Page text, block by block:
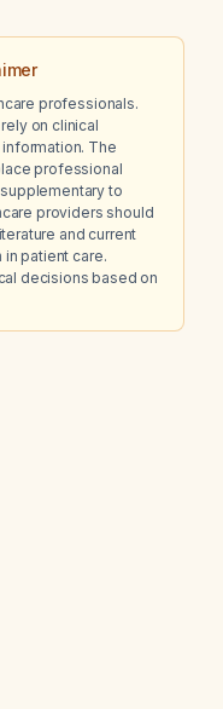
professionals.
on clinical
The
professional
to
providers should
and current
patient care.
decisions based on